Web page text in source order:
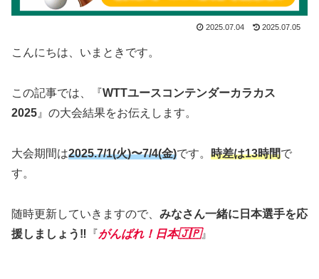
2025.07.04 2025.07.05
こんにちは、いまときです。
この記事では、『WTTユースコンテンダーカラカス
2025 』の大会結果をお伝えします。
大会期間は2025.7/1(火)〜7/4(金)です。 時差は13時間で
す。
随時更新していきますので、 みなさん一緒に日本選手を応
援しましょう‼︎ 『がんばれ！日本🇯🇵』